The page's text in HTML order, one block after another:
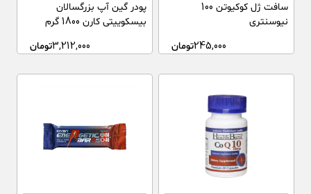
سافت ژل کوکیوتن 100
نیوسنتری
245,000تومان
پودر گین آپ بزرگسالان
بیسکوییتی کارن 1800 گرم
3,212,000تومان